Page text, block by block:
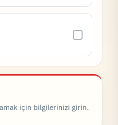
için bilgilerinizi girin.